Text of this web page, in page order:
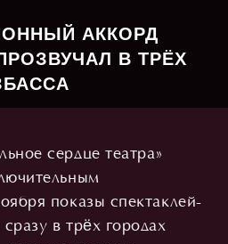
АККОРД
В ТРЁХ
сердце театра»
показы спектаклей-
в трёх городах